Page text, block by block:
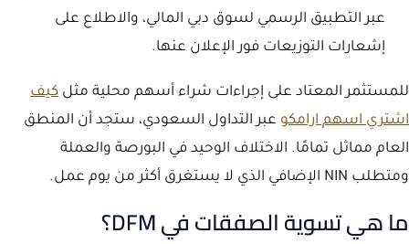
عبر التطبيق الرسمي لسوق دبي المالي، والاطلاع على
إشعارات التوزيعات فور الإعلان عنها.
للمستثمر المعتاد على إجراءات شراء أسهم محلية مثل كيف
اشتري اسهم ارامكو عبر التداول السعودي، ستجد أن المنطق
العام مماثل تمامًا. الاختلاف الوحيد في البورصة والعملة
ومتطلب NIN الإضافي الذي لا يستغرق أكثر من يوم عمل.
ما هي تسوية الصفقات في DFM؟